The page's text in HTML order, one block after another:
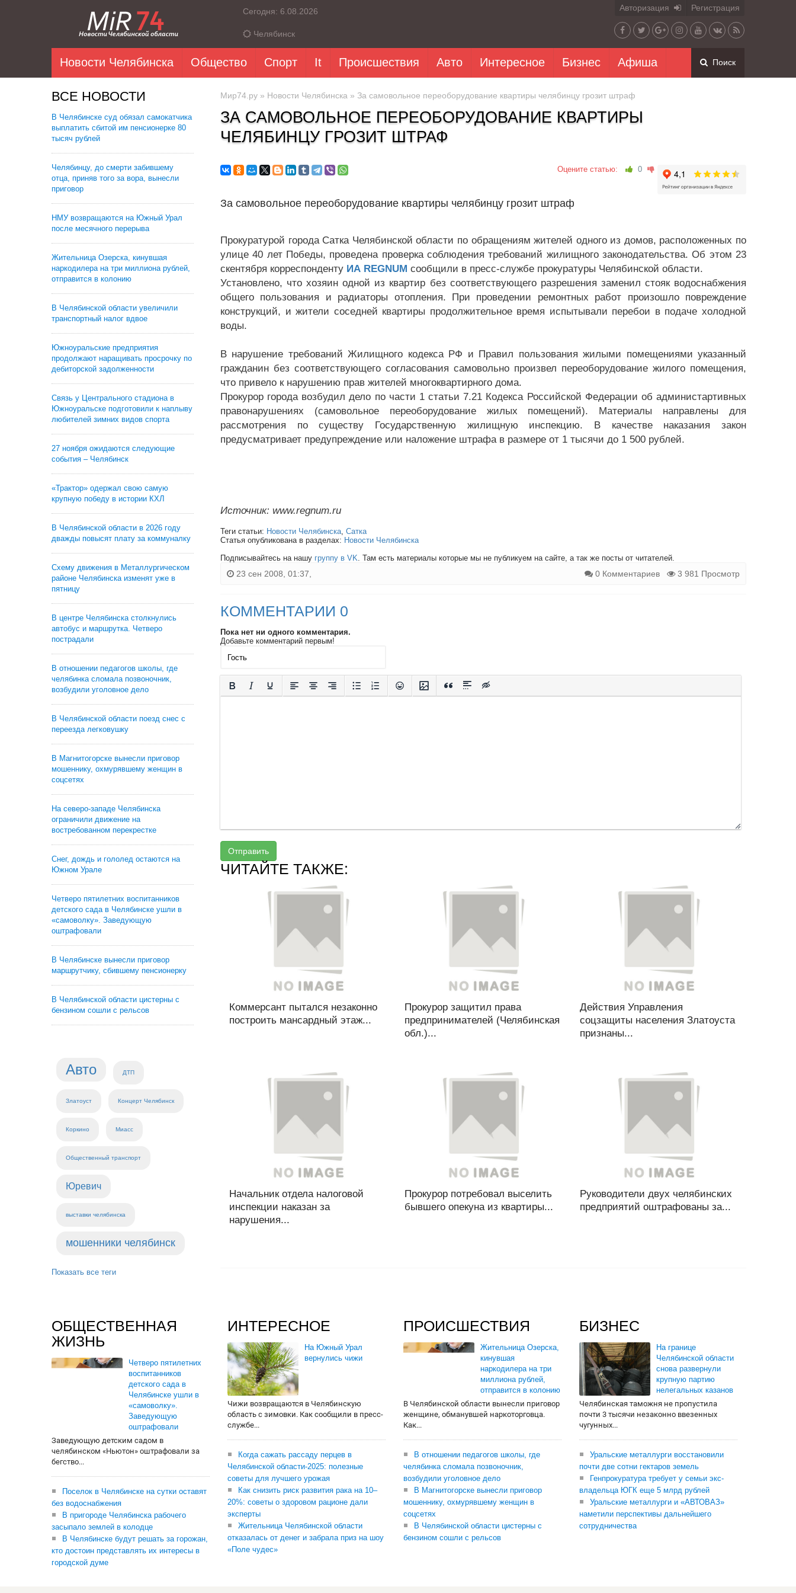
Сегодня: 6.08.2026
Челябинск
Авторизация Регистрация
Новости Челябинска Общество Спорт It Происшествия Авто Интересное Бизнес Афиша Поиск
ВСЕ НОВОСТИ
В Челябинске суд обязал самокатчика
выплатить сбитой им пенсионерке 80
тысяч рублей
Челябинцу, до смерти забившему
отца, приняв того за вора, вынесли
приговор
НМУ возвращаются на Южный Урал
после месячного перерыва
Жительница Озерска, кинувшая
наркодилера на три миллиона рублей,
отправится в колонию
В Челябинской области увеличили
транспортный налог вдвое
Южноуральские предприятия
продолжают наращивать просрочку по
дебиторской задолженности
Связь у Центрального стадиона в
Южноуральске подготовили к наплыву
любителей зимних видов спорта
27 ноября ожидаются следующие
события – Челябинск
«Трактор» одержал свою самую
крупную победу в истории КХЛ
В Челябинской области в 2026 году
дважды повысят плату за коммуналку
Схему движения в Металлургическом
районе Челябинска изменят уже в
пятницу
В центре Челябинска столкнулись
автобус и маршрутка. Четверо
пострадали
В отношении педагогов школы, где
челябинка сломала позвоночник,
возбудили уголовное дело
В Челябинской области поезд снес с
переезда легковушку
В Магнитогорске вынесли приговор
мошеннику, охмурявшему женщин в
соцсетях
На северо-западе Челябинска
ограничили движение на
востребованном перекрестке
Снег, дождь и гололед остаются на
Южном Урале
Четверо пятилетних воспитанников
детского сада в Челябинске ушли в
«самоволку». Заведующую
оштрафовали
В Челябинске вынесли приговор
маршрутчику, сбившему пенсионерку
В Челябинской области цистерны с
бензином сошли с рельсов
Авто ДТП
Златоуст Концерт Челябинск
Коркино Миасс
Общественный транспорт
Юревич
выставки челябинска
мошенники челябинск
Показать все теги
Мир74.ру » Новости Челябинска » За самовольное переоборудование квартиры челябинцу грозит штраф
ЗА САМОВОЛЬНОЕ ПЕРЕОБОРУДОВАНИЕ КВАРТИРЫ
ЧЕЛЯБИНЦУ ГРОЗИТ ШТРАФ
Оцените статью: 0
За самовольное переоборудование квартиры челябинцу грозит штраф
Прокуратурой города Сатка Челябинской области по обращениям жителей одного из домов, расположенных по
улице 40 лет Победы, проведена проверка соблюдения требований жилищного законодательства. Об этом 23
скентября корреспонденту ИА REGNUM сообщили в пресс-службе прокуратуры Челябинской области.
Установлено, что хозяин одной из квартир без соответствующего разрешения заменил стояк водоснабжения
общего пользования и радиаторы отопления. При проведении ремонтных работ произошло повреждение
конструкций, и жители соседней квартиры продолжительное время испытывали перебои в подаче холодной
воды.
В нарушение требований Жилищного кодекса РФ и Правил пользования жилыми помещениями указанный
гражданин без соответствующего согласования самовольно произвел переоборудование жилого помещения,
что привело к нарушению прав жителей многоквартирного дома.
Прокурор города возбудил дело по части 1 статьи 7.21 Кодекса Российской Федерации об администартивных
правонарушениях (самовольное переоборудование жилых помещений). Материалы направлены для
рассмотрения по существу Государственную жилищную инспекцию. В качестве наказания закон
предусматривает предупреждение или наложение штрафа в размере от 1 тысячи до 1 500 рублей.
Источник: www.regnum.ru
Теги статьи: Новости Челябинска, Сатка
Статья опубликована в разделах: Новости Челябинска
Подписывайтесь на нашу группу в VK. Там есть материалы которые мы не публикуем на сайте, а так же посты от читателей.
23 сен 2008, 01:37, 0 Комментариев 3 981 Просмотр
КОММЕНТАРИИ 0
Пока нет ни одного комментария.
Добавьте комментарий первым!
Отправить
ЧИТАЙТЕ ТАКЖЕ:
Коммерсант пытался незаконно
построить мансардный этаж...
Прокурор защитил права
предпринимателей (Челябинская
обл.)...
Действия Управления
соцзащиты населения Златоуста
признаны...
Начальник отдела налоговой
инспекции наказан за
нарушения...
Прокурор потребовал выселить
бывшего опекуна из квартиры...
Руководители двух челябинских
предприятий оштрафованы за...
ОБЩЕСТВЕННАЯ
ЖИЗНЬ
Четверо пятилетних
воспитанников
детского сада в
Челябинске ушли в
«самоволку».
Заведующую
оштрафовали
Заведующую детским садом в
челябинском «Ньютон» оштрафовали за
бегство...
Поселок в Челябинске на сутки оставят
без водоснабжения
В пригороде Челябинска рабочего
засыпало землей в колодце
В Челябинске будут решать за горожан,
кто достоин представлять их интересы в
городской думе
ИНТЕРЕСНОЕ
На Южный Урал
вернулись чижи
Чижи возвращаются в Челябинскую
область с зимовки. Как сообщили в пресс-
службе...
Когда сажать рассаду перцев в
Челябинской области-2025: полезные
советы для лучшего урожая
Как снизить риск развития рака на 10–
20%: советы о здоровом рационе дали
эксперты
Жительница Челябинской области
отказалась от денег и забрала приз на шоу
«Поле чудес»
ПРОИСШЕСТВИЯ
Жительница Озерска,
кинувшая
наркодилера на три
миллиона рублей,
отправится в колонию
В Челябинской области вынесли приговор
женщине, обманувшей наркоторговца.
Как...
В отношении педагогов школы, где
челябинка сломала позвоночник,
возбудили уголовное дело
В Магнитогорске вынесли приговор
мошеннику, охмурявшему женщин в
соцсетях
В Челябинской области цистерны с
бензином сошли с рельсов
БИЗНЕС
На границе
Челябинской области
снова развернули
крупную партию
нелегальных казанов
Челябинская таможня не пропустила
почти 3 тысячи незаконно ввезенных
чугунных...
Уральские металлурги восстановили
почти две сотни гектаров земель
Генпрокуратура требует у семьи экс-
владельца ЮГК еще 5 млрд рублей
Уральские металлурги и «АВТОВАЗ»
наметили перспективы дальнейшего
сотрудничества